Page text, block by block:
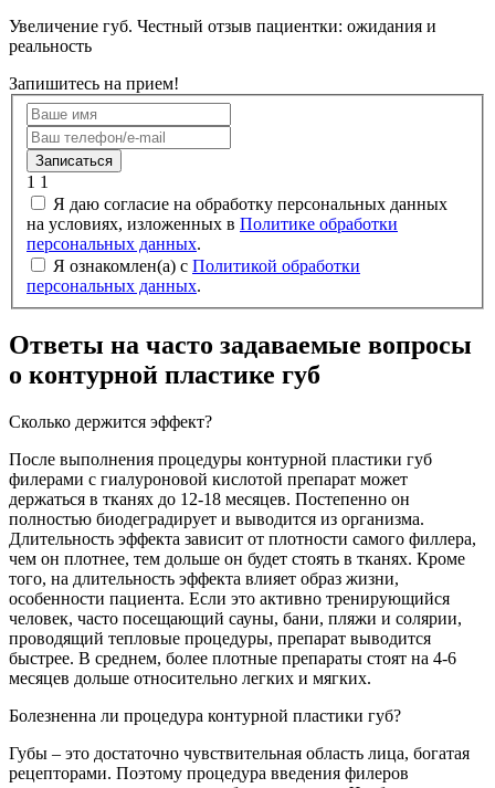
Увеличение губ. Честный отзыв пациентки: ожидания и
реальность
Запишитесь на прием!
Записаться
1 1
на условиях, изложенных в Политике обработки
персональных данных.
Я ознакомлен(а) с Политикой обработки
персональных данных.
Ответы на часто задаваемые вопросы
о контурной пластике губ
Сколько держится эффект?
После выполнения процедуры контурной пластики губ
филерами с гиалуроновой кислотой препарат может
держаться в тканях до 12-18 месяцев. Постепенно он
полностью биодеградирует и выводится из организма.
Длительность эффекта зависит от плотности самого филлера,
чем он плотнее, тем дольше он будет стоять в тканях. Кроме
того, на длительность эффекта влияет образ жизни,
особенности пациента. Если это активно тренирующийся
человек, часто посещающий сауны, бани, пляжи и солярии,
проводящий тепловые процедуры, препарат выводится
быстрее. В среднем, более плотные препараты стоят на 4-6
месяцев дольше относительно легких и мягких.
Болезненна ли процедура контурной пластики губ?
Губы – это достаточно чувствительная область лица, богатая
рецепторами. Поэтому процедура введения филеров